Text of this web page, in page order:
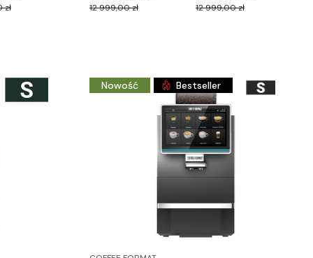
zł
12 999,00 zł
12 999,00 zł
Nowość Bestseller